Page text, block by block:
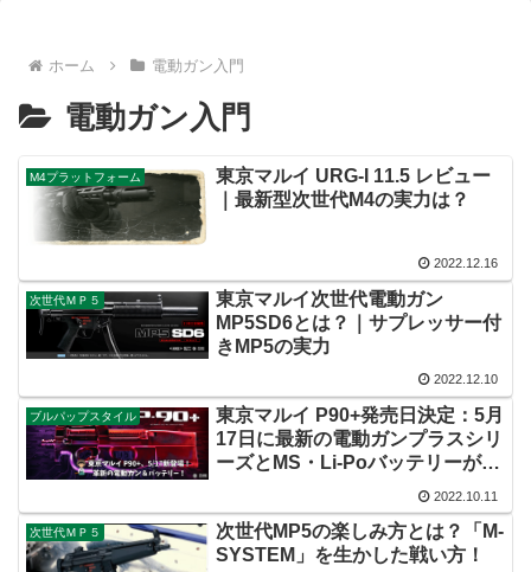
ホーム 電動ガン入門
電動ガン入門
M4プラットフォーム
東京マルイ URG-I 11.5 レビュー
｜最新型次世代M4の実力は？
2022.12.16
次世代ＭＰ５
東京マルイ次世代電動ガン
MP5SD6とは？｜サプレッサー付
きMP5の実力
2022.12.10
ブルパップスタイル
東京マルイ P90+発売日決定：5月
17日に最新の電動ガンプラスシリ
ーズとMS・Li-Poバッテリーが登
2022.10.11
次世代ＭＰ５
次世代MP5の楽しみ方とは？「M-
SYSTEM」を生かした戦い方！